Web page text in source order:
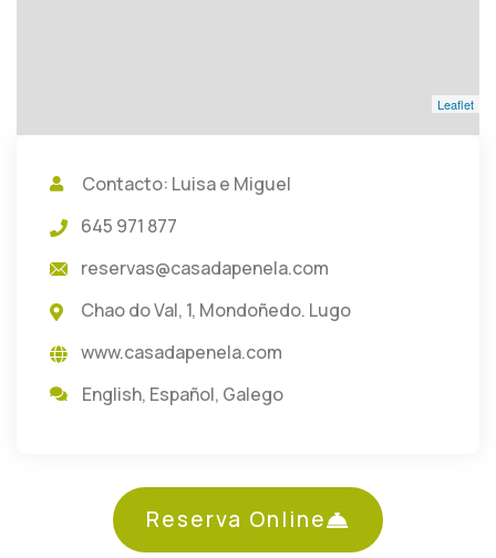
Leaflet
Contacto: Luisa e Miguel
645 971 877
reservas@casadapenela.com
Chao do Val, 1, Mondoñedo. Lugo
www.casadapenela.com
English, Español, Galego
Reserva Online